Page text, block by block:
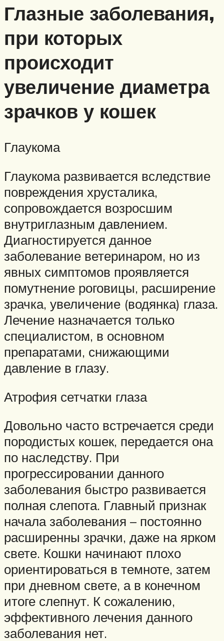
Глазные заболевания,
при которых
происходит
увеличение диаметра
зрачков у кошек
Глаукома
Глаукома развивается вследствие
повреждения хрусталика,
сопровождается возросшим
внутриглазным давлением.
Диагностируется данное
заболевание ветеринаром, но из
явных симптомов проявляется
помутнение роговицы, расширение
зрачка, увеличение (водянка) глаза.
Лечение назначается только
специалистом, в основном
препаратами, снижающими
давление в глазу.
Атрофия сетчатки глаза
Довольно часто встречается среди
породистых кошек, передается она
по наследству. При
прогрессировании данного
заболевания быстро развивается
полная слепота. Главный признак
начала заболевания – постоянно
расширенны зрачки, даже на ярком
свете. Кошки начинают плохо
ориентироваться в темноте, затем
при дневном свете, а в конечном
итоге слепнут. К сожалению,
эффективного лечения данного
заболевания нет.